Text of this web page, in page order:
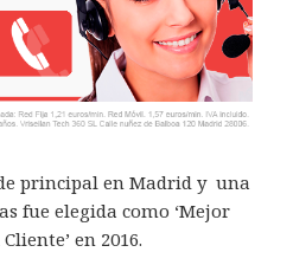
principal en Madrid y una
fue elegida como ‘Mejor
en 2016.